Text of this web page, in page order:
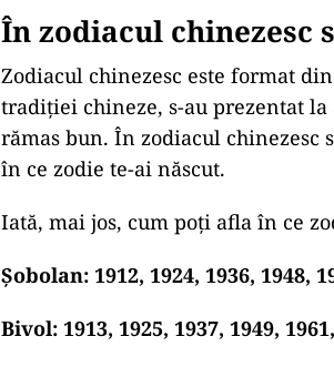
În zodiacul chinezesc
Zodiacul chinezesc este format
tradiției chineze, s-au prezentat
rămas bun. În zodiacul
în ce zodie te-ai născut.
Iată, mai jos, cum poți afla în ce
Șobolan: 1912, 1924, 1936, 1948,
Bivol: 1913, 1925, 1937, 1949,